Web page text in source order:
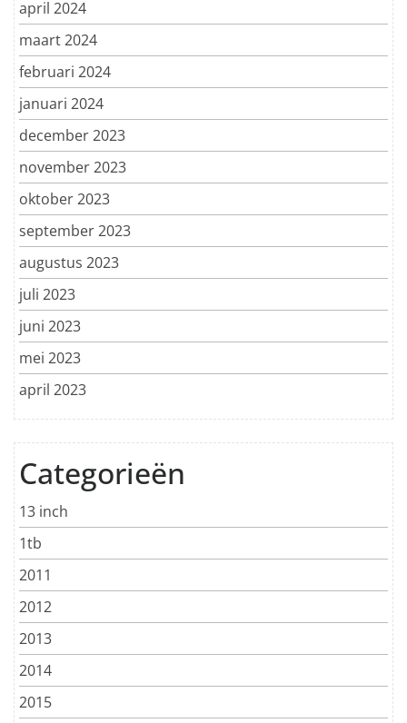
april 2024
maart 2024
februari 2024
januari 2024
december 2023
november 2023
oktober 2023
september 2023
augustus 2023
juli 2023
juni 2023
mei 2023
april 2023
Categorieën
13 inch
1tb
2011
2012
2013
2014
2015